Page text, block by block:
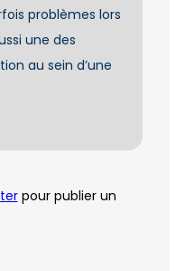
problèmes lors
une des
au sein d’une
pour publier un